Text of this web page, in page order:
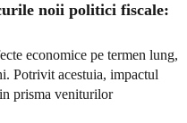
noii politici fiscale:
economice pe termen lung,
Potrivit acestuia, impactul
prisma veniturilor